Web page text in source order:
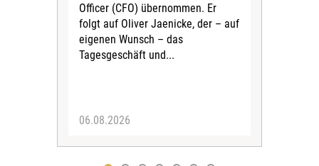
Officer (CFO) übernommen. Er
folgt auf Oliver Jaenicke, der – auf
eigenen Wunsch – das
Tagesgeschäft und...
06.08.2026